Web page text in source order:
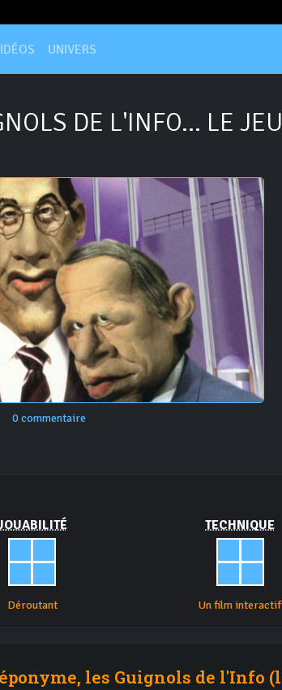
UNIVERS
DE L'INFO... LE
0 commentaire
Déroutant
TECHNIQUE
Un film interactif
les Guignols de l'Info